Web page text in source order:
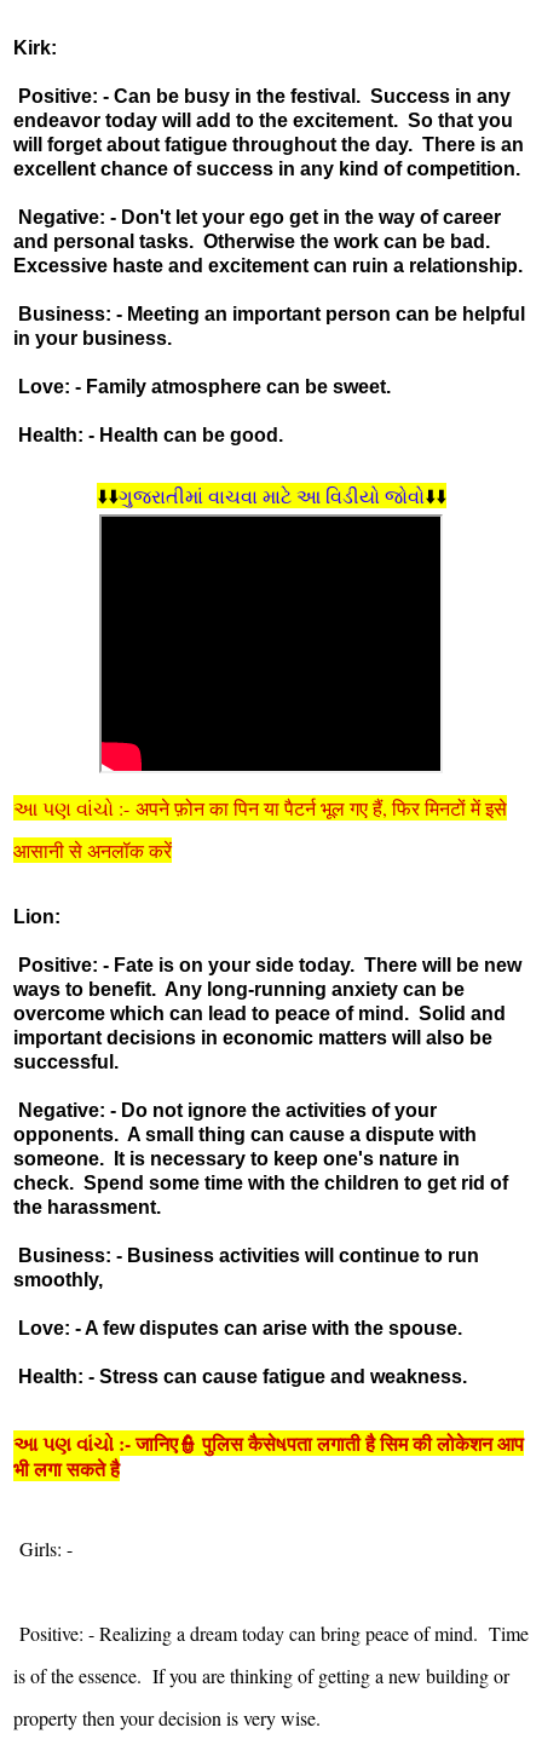
Kirk:
Positive: - Can be busy in the festival. Success in any
endeavor today will add to the excitement. So that you
will forget about fatigue throughout the day. There is an
excellent chance of success in any kind of competition.
Negative: - Don't let your ego get in the way of career
and personal tasks. Otherwise the work can be bad.
Excessive haste and excitement can ruin a relationship.
Business: - Meeting an important person can be helpful
in your business.
Love: - Family atmosphere can be sweet.
Health: - Health can be good.
⬇️⬇️ગુજરાતીમાં વાચવા માટે આ વિડીયો જોવો⬇️⬇️
આ પણ વાંચો :- अपने फ़ोन का पिन या पैटर्न भूल गए हैं, फिर मिनटों में इसे
आसानी से अनलॉक करें
Lion:
Positive: - Fate is on your side today. There will be new
ways to benefit. Any long-running anxiety can be
overcome which can lead to peace of mind. Solid and
important decisions in economic matters will also be
successful.
Negative: - Do not ignore the activities of your
opponents. A small thing can cause a dispute with
someone. It is necessary to keep one's nature in
check. Spend some time with the children to get rid of
the harassment.
Business: - Business activities will continue to run
smoothly,
Love: - A few disputes can arise with the spouse.
Health: - Stress can cause fatigue and weakness.
આ પણ વાંચો :- जानिए👮 पुलिस कैसेષपता लगाती है सिम की लोकेशन आप
भी लगा सकते है
Girls: -
Positive: - Realizing a dream today can bring peace of mind. Time
is of the essence. If you are thinking of getting a new building or
property then your decision is very wise.